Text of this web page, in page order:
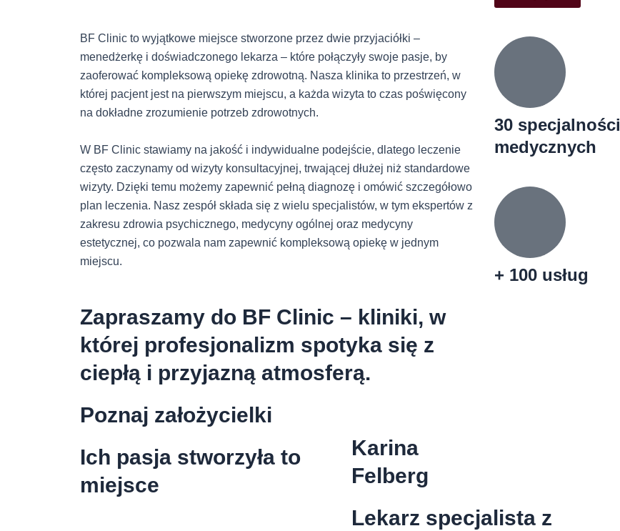
BF Clinic to wyjątkowe miejsce stworzone przez dwie przyjaciółki –
menedżerkę i doświadczonego lekarza – które połączyły swoje pasje, by
zaoferować kompleksową opiekę zdrowotną. Nasza klinika to przestrzeń, w
której pacjent jest na pierwszym miejscu, a każda wizyta to czas poświęcony
na dokładne zrozumienie potrzeb zdrowotnych.
W BF Clinic stawiamy na jakość i indywidualne podejście, dlatego leczenie
często zaczynamy od wizyty konsultacyjnej, trwającej dłużej niż standardowe
wizyty. Dzięki temu możemy zapewnić pełną diagnozę i omówić szczegółowo
plan leczenia. Nasz zespół składa się z wielu specjalistów, w tym ekspertów z
zakresu zdrowia psychicznego, medycyny ogólnej oraz medycyny
estetycznej, co pozwala nam zapewnić kompleksową opiekę w jednym
miejscu.
Zapraszamy do BF Clinic – kliniki, w
której profesjonalizm spotyka się z
ciepłą i przyjazną atmosferą.
30 specjalności
medycznych
+ 100 usług
Poznaj założycielki
Ich pasja stworzyła to
miejsce
Karina
Felberg
Lekarz specjalista z